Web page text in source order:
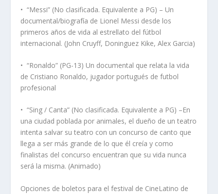
• “Messi” (No clasificada. Equivalente a PG) – Un
documental/biografía de Lionel Messi desde los
primeros años de vida al estrellato del fútbol
internacional. (John Cruyff, Doninguez Kike, Alex Garcia)
• “Ronaldo” (PG-13) Un documental que relata la vida
de Cristiano Ronaldo, jugador portugués de futbol
profesional
• “Sing / Canta” (No clasificada. Equivalente a PG) –En
una ciudad poblada por animales, el dueño de un teatro
intenta salvar su teatro con un concurso de canto que
llega a ser más grande de lo que él creía y como
finalistas del concurso encuentran que su vida nunca
será la misma. (Animado)
Opciones de boletos para el festival de CineLatino de